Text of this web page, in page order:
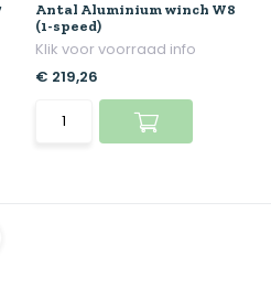
Antal Aluminium winch W8
(1-speed)
Klik voor voorraad info
€ 219,26